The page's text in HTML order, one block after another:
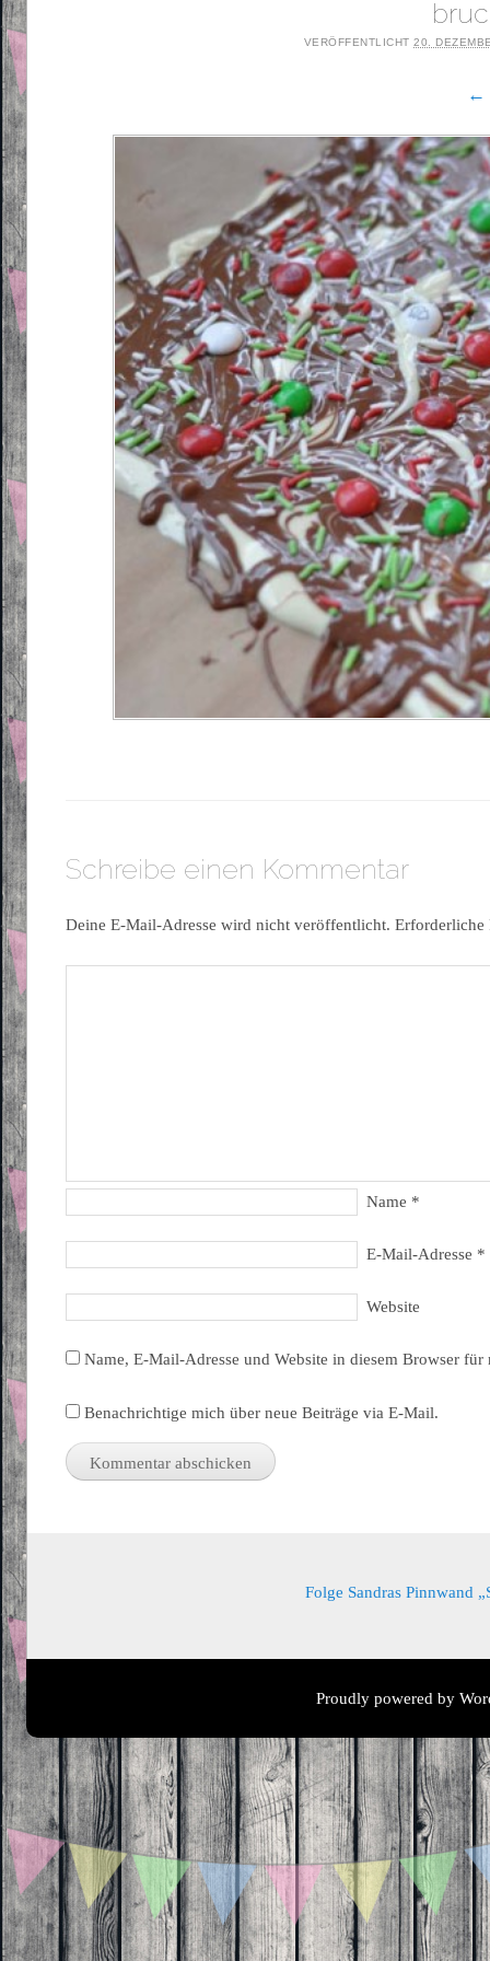
VERÖFFENTLICHT20.
←
Schreibe einen Kommentar
Deine E-Mail-Adresse wird nicht veröffentlicht.
Name *
E-Mail-Adresse *
Website
Name, E-Mail-Adresse und Website in diesem Browser
Benachrichtige mich über neue Beiträge via E-Mail.
Folge Sandras Pinnwand
Proudly powered by